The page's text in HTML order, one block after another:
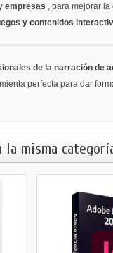
empresas , para mejorar
y contenidos
de la narración de
perfecta para dar
misma